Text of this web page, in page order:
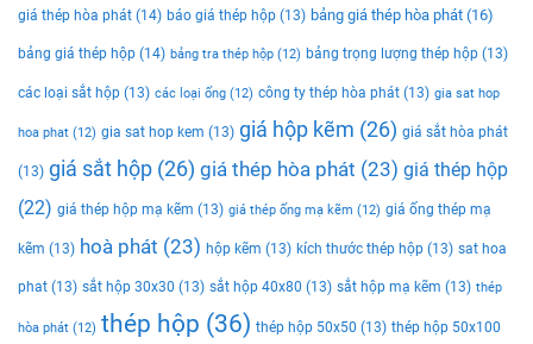
giá thép hòa phát (14) báo giá thép hộp (13) bảng giá thép hòa phát (16)
bảng giá thép hộp (14) bảng tra thép hộp (12) bảng trọng lượng thép hộp (13)
các loại sắt hộp (13) các loại ống (12) công ty thép hòa phát (13) gia sat hop
hoa phat (12) gia sat hop kem (13) giá hộp kẽm (26) giá sắt hòa phát
(13) giá sắt hộp (26) giá thép hòa phát (23) giá thép hộp
(22) giá thép hộp mạ kẽm (13) giá thép ống mạ kẽm (12) giá ống thép mạ
kẽm (13) hoà phát (23) hộp kẽm (13) kích thước thép hộp (13) sat hoa
phat (13) sắt hộp 30x30 (13) sắt hộp 40x80 (13) sắt hộp mạ kẽm (13) thép
hòa phát (12) thép hộp (36) thép hộp 50x50 (13) thép hộp 50x100